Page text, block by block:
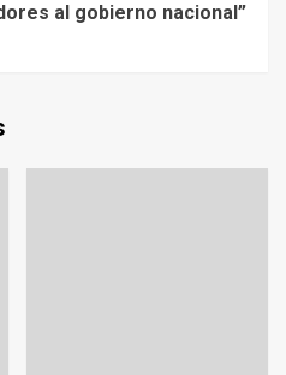
al gobierno nacional”